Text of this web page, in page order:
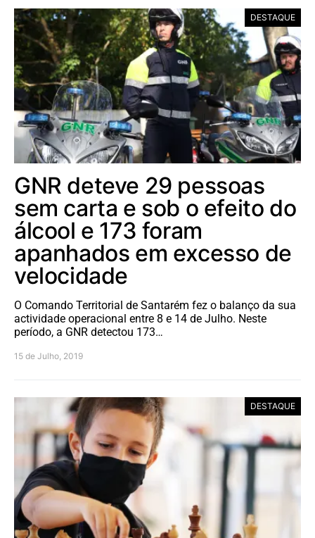
DESTAQUE
GNR deteve 29 pessoas
sem carta e sob o efeito do
álcool e 173 foram
apanhados em excesso de
velocidade
O Comando Territorial de Santarém fez o balanço da sua
actividade operacional entre 8 e 14 de Julho. Neste
período, a GNR detectou 173…
15 de Julho, 2019
DESTAQUE